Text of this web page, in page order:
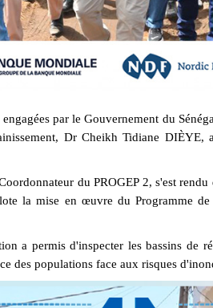
par le Gouvernement du
Dr Cheikh Tidiane DIÈYE,
du PROGEP 2, s'est
la mise en œuvre du Programme
a permis d'inspecter les bassins de
des populations face aux risques